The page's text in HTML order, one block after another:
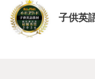
子供英